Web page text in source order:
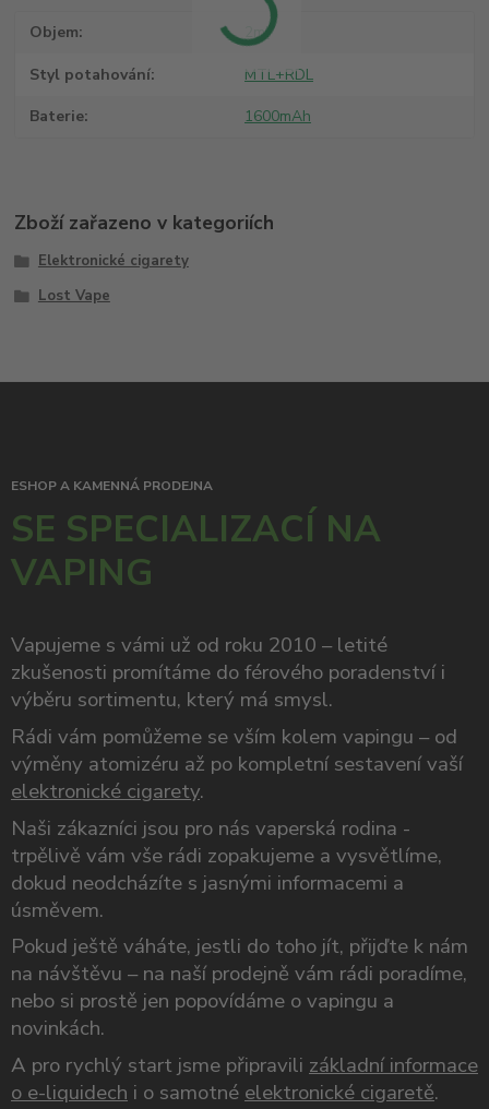
Objem 2ml
Styl potahování MTL+RDL
Baterie 1600mAh
Zboží zařazeno v kategoriích
Elektronické cigarety
Lost Vape
ESHOP A KAMENNÁ PRODEJNA
SE SPECIALIZACÍ NA
VAPING
Vapujeme s vámi už od roku 2010 – letité
zkušenosti promítáme do férového poradenství i
výběru sortimentu, který má smysl.
Rádi vám pomůžeme se vším kolem vapingu – od
výměny atomizéru až po kompletní sestavení vaší
elektronické cigarety.
Naši zákazníci jsou pro nás vaperská rodina -
trpělivě vám vše rádi zopakujeme a vysvětlíme,
dokud neodcházíte s jasnými informacemi a
úsměvem.
Pokud ještě váháte, jestli do toho jít, přijďte k nám
na návštěvu – na naší prodejně vám rádi poradíme,
nebo si prostě jen popovídáme o vapingu a
novinkách.
A pro rychlý start jsme připravili základní informace
o e-liquidech i o samotné elektronické cigaretě.